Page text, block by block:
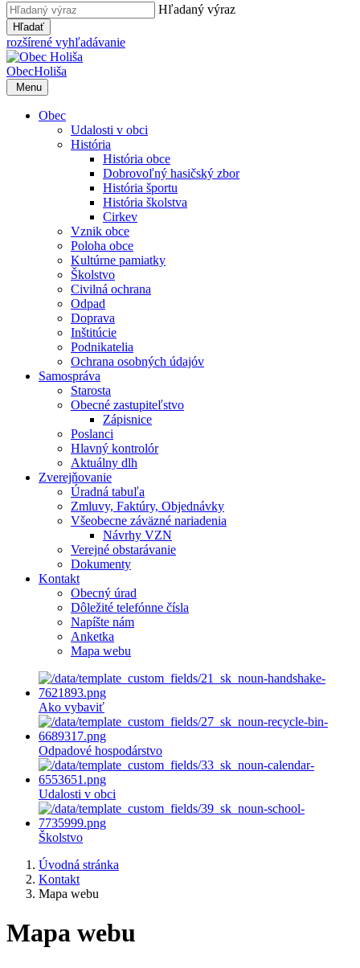
Hľadaný výraz
Hľadať
rozšírené vyhľadávanie
ObecHoliša
Menu
Obec
Udalosti v obci
História
História obce
Dobrovoľný hasičský zbor
História športu
História školstva
Cirkev
Vznik obce
Poloha obce
Kultúrne pamiatky
Školstvo
Civilná ochrana
Odpad
Doprava
Inštitúcie
Podnikatelia
Ochrana osobných údajóv
Samospráva
Starosta
Obecné zastupiteľstvo
Zápisnice
Poslanci
Hlavný kontrolór
Aktuálny dlh
Zverejňovanie
Úradná tabuľa
Zmluvy, Faktúry, Objednávky
Všeobecne záväzné nariadenia
Návrhy VZN
Verejné obstarávanie
Dokumenty
Kontakt
Obecný úrad
Dôležité telefónne čísla
Napíšte nám
Anketka
Mapa webu
Ako vybaviť
Odpadové hospodárstvo
Udalosti v obci
Školstvo
Úvodná stránka
Kontakt
Mapa webu
Mapa webu